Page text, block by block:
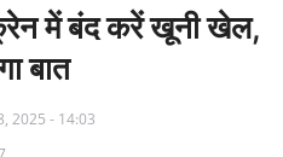
में बंद करें खूनी खेल,
बात
2025 - 14:03